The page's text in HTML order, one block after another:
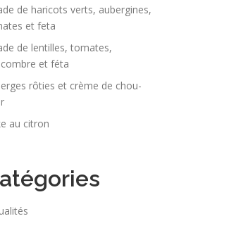
de haricots verts, aubergines,
et feta
de lentilles, tomates,
et féta
rôties et crème de chou-
au citron